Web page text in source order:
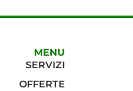
MENU
SERVIZI
OFFERTE